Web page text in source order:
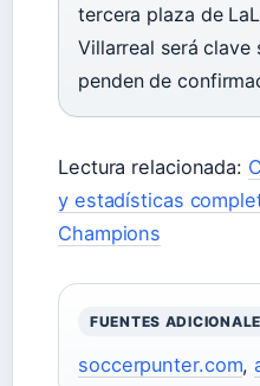
tercera plaza de
Villarreal será
penden de
Lectura relacionada:
y estadísticas
Champions
FUENTES
soccerpunter.com,